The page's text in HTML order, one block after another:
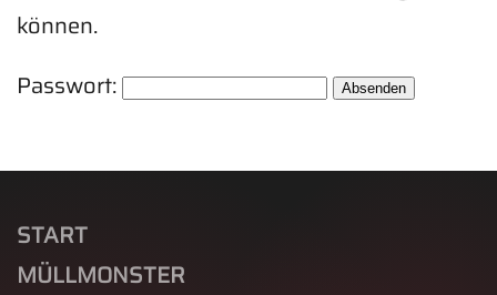
können.
Passwort:
START
MÜLLMONSTER